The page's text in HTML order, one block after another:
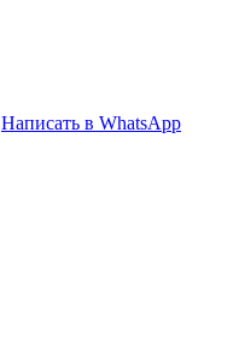
Написать в WhatsApp